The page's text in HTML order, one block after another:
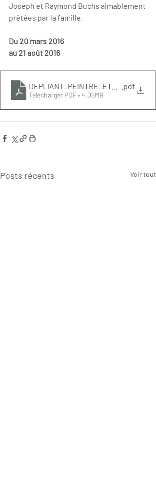
Joseph et Raymond Buchs aimablement
prêtées par la famille.
Du 20 mars 2016
au 21 août 2016
.pdf
Télécharger PDF • 4.05MB
Posts récents Voir tout